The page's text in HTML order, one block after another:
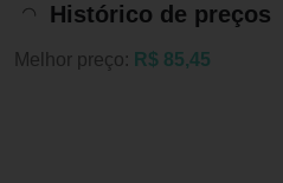
Histórico de preços
Melhor preço: R$ 85,45